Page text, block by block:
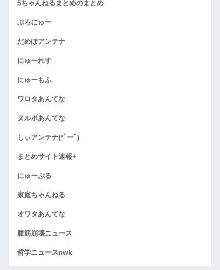
5ちゃんねるまとめのまとめ
ぶろにゅー
だめぽアンテナ
にゅーれす
にゅーもふ
ワロタあんてな
ヌルポあんてな
しぃアンテナ(*ﾟーﾟ)
まとめサイト速報+
にゅーぷる
家庭ちゃんねる
オワタあんてな
腹筋崩壊ニュース
哲学ニュースnwk